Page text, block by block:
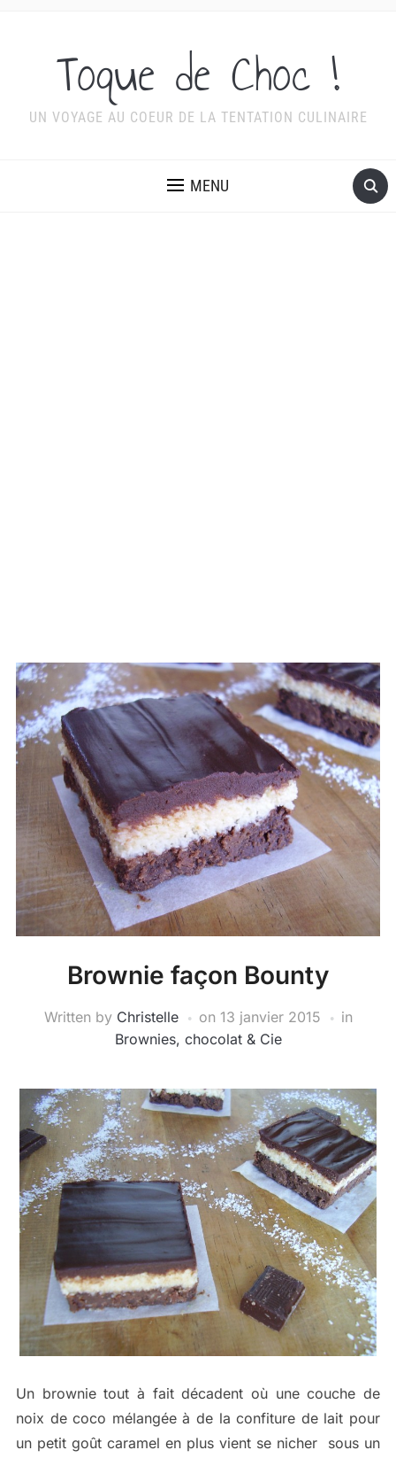
Toque de Choc !
UN VOYAGE AU COEUR DE LA TENTATION CULINAIRE
MENU
Brownie façon Bounty
Written by Christelle on 13 janvier 2015
in
Brownies, chocolat & Cie
Un brownie tout à fait décadent où une couche de
noix de coco mélangée à de la confiture de lait pour
un petit goût caramel en plus vient se nicher sous un